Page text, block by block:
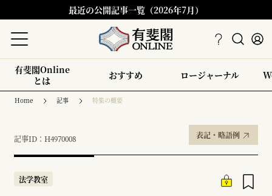
最近の公開記事一覧（2026年7月）
有斐閣Online
とは
おすすめ ロージャーナル
Home 記事 特集の概要
記事ID：H4970008 表記・略語例
法学教室